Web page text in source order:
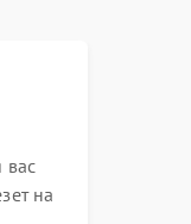
вас
на